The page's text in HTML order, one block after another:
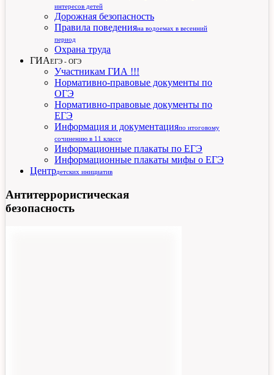
интересов детей
Дорожная безопасность
Правила поведенияна водоемах в весенний
период
Охрана труда
ГИАЕГЭ - ОГЭ
Участникам ГИА !!!
Нормативно-правовые документы по
ОГЭ
Нормативно-правовые документы по
ЕГЭ
Информация и документацияпо итоговому
сочинению в 11 классе
Информационные плакаты по ЕГЭ
Информационные плакаты мифы о ЕГЭ
Центрдетских инициатив
Антитеррористическая
безопасность